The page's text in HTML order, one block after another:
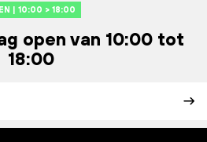
| 10:00 > 18:00
open van 10:00 tot
18:00